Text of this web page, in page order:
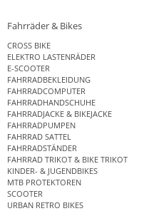
Fahrräder & Bikes
CROSS BIKE
ELEKTRO LASTENRÄDER
E-SCOOTER
FAHRRADBEKLEIDUNG
FAHRRADCOMPUTER
FAHRRADHANDSCHUHE
FAHRRADJACKE & BIKEJACKE
FAHRRADPUMPEN
FAHRRAD SATTEL
FAHRRADSTÄNDER
FAHRRAD TRIKOT & BIKE TRIKOT
KINDER- & JUGENDBIKES
MTB PROTEKTOREN
SCOOTER
URBAN RETRO BIKES